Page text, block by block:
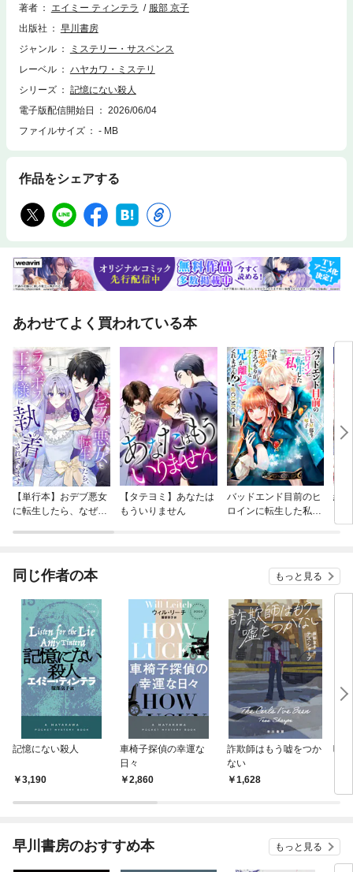
著者
エイミー ティンテラ
服部 京子
出版社
早川書房
ジャンル
ミステリー・サスペンス
レーベル
ハヤカワ・ミステリ
シリーズ
記憶にない殺人
電子版配信開始日
2026/06/04
ファイルサイズ
- MB
作品をシェアする
あわせてよく買われている本
【単行本】おデブ悪女
に転生したら、なぜか
【タテヨミ】あなたは
もういりません
バッドエンド目前のヒ
ロインに転生した私、
結
同じ作者の本 もっと見る
記憶にない殺人
3,190
車椅子探偵の幸運な
日々
2,860
詐欺師はもう嘘をつか
ない
1,628
嘘
早川書房のおすすめ本 もっと見る